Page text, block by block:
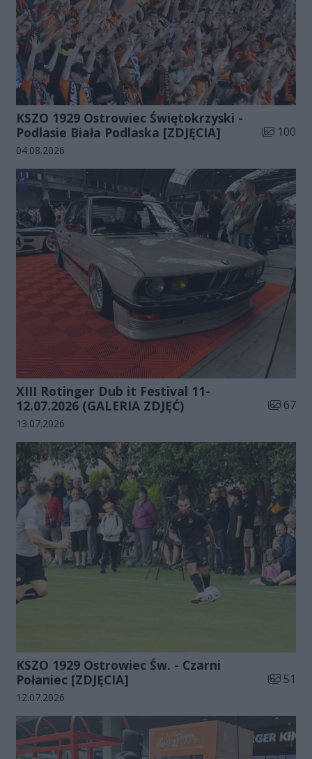
KSZO 1929 Ostrowiec Świętokrzyski -
Podlasie Biała Podlaska [ZDJĘCIA]
Liczba
100
Data dodania galerii:
04.08.2026
XIII Rotinger Dub it Festival 11-
12.07.2026 (GALERIA ZDJĘĆ)
Liczba
67
Data dodania galerii:
13.07.2026
KSZO 1929 Ostrowiec Św. - Czarni
Połaniec [ZDJĘCIA]
Liczba
51
Data dodania galerii:
12.07.2026